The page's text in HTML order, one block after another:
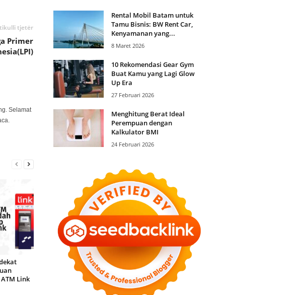
tjetër
Primer
Selamat
Link
Rental Mobil Batam untuk
Tamu Bisnis: BW Rent Car,
Kenyamanan yang...
8 Maret 2026
10 Rekomendasi Gear Gym
Buat Kamu yang Lagi Glow
Up Era
27 Februari 2026
Menghitung Berat Ideal
Perempuan dengan
Kalkulator BMI
24 Februari 2026